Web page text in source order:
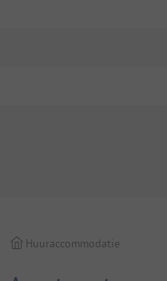
Huuraccommodatie